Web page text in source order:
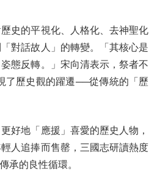
史的平視化、人格化、去神聖化
對話故人」的轉變。「其核心是
態反轉。」宋向清表示，祭者不
了歷史觀的躍遷──從傳統的「歷
地「應援」喜愛的歷史人物，
人追捧而售罄，三國志研讀熱度
承的良性循環。